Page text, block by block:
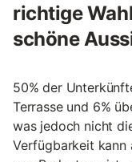
richtige
schöne
50% der
Terrasse und 6%
was jedoch nicht
Verfügbarkeit kann